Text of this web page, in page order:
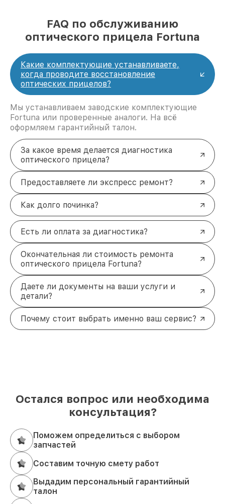
FAQ по обслуживанию
оптического прицела Fortuna
Какие комплектующие устанавливаете,
когда проводите восстановление
оптических прицелов?
Мы устанавливаем заводские комплектующие
Fortuna или проверенные аналоги. На всё
оформляем гарантийный талон.
За какое время делается диагностика
оптического прицела?
Предоставляете ли экспресс ремонт?
Как долго починка?
Есть ли оплата за диагностика?
Окончательная ли стоимость ремонта
оптического прицела Fortuna?
Даете ли документы на ваши услуги и
детали?
Почему стоит выбрать именно ваш сервис?
Остался вопрос или необходима
консультация?
Поможем определиться с выбором
запчастей
Составим точную смету работ
Выдадим персональный гарантийный
талон